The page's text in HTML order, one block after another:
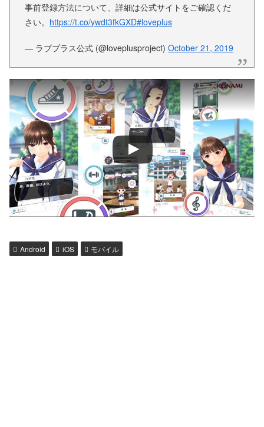
事前登録方法について、詳細は公式サイトをご確認くだ
さい。 https://t.co/ywdt3fkGXD#loveplus
— ラブプラス公式 (@loveplusproject)October 21, 2019
Android iOS モバイル